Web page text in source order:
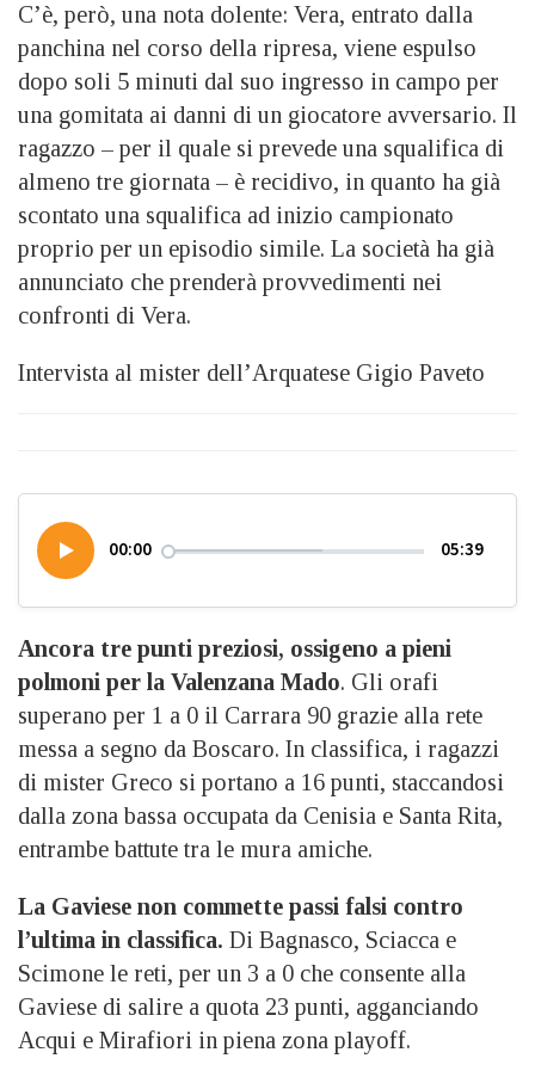
C’è, però, una nota dolente: Vera, entrato dalla
panchina nel corso della ripresa, viene espulso
dopo soli 5 minuti dal suo ingresso in campo per
una gomitata ai danni di un giocatore avversario. Il
ragazzo – per il quale si prevede una squalifica di
almeno tre giornata – è recidivo, in quanto ha già
scontato una squalifica ad inizio campionato
proprio per un episodio simile. La società ha già
annunciato che prenderà provvedimenti nei
confronti di Vera.
Intervista al mister dell’Arquatese Gigio Paveto
00:00 05:39
Ancora tre punti preziosi, ossigeno a pieni
polmoni per la Valenzana Mado. Gli orafi
superano per 1 a 0 il Carrara 90 grazie alla rete
messa a segno da Boscaro. In classifica, i ragazzi
di mister Greco si portano a 16 punti, staccandosi
dalla zona bassa occupata da Cenisia e Santa Rita,
entrambe battute tra le mura amiche.
La Gaviese non commette passi falsi contro
l’ultima in classifica. Di Bagnasco, Sciacca e
Scimone le reti, per un 3 a 0 che consente alla
Gaviese di salire a quota 23 punti, agganciando
Acqui e Mirafiori in piena zona playoff.